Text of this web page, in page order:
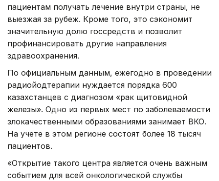
пациентам получать лечение внутри страны, не
выезжая за рубеж. Кроме того, это сэкономит
значительную долю госсредств и позволит
профинансировать другие направления
здравоохранения.
По официальным данным, ежегодно в проведении
радиойодтерапии нуждается порядка 600
казахстанцев с диагнозом «рак щитовидной
железы». Одно из первых мест по заболеваемости
злокачественными образованиями занимает ВКО.
На учете в этом регионе состоят более 18 тысяч
пациентов.
«Открытие такого центра является очень важным
событием для всей онкологической службы